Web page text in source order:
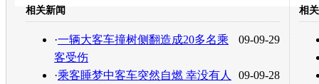
转发至：
相关新闻
09-09-29
·一辆大客车撞树侧翻造成20多名乘
客受伤
09-09-28
·乘客睡梦中客车突然自燃 幸没有人
相